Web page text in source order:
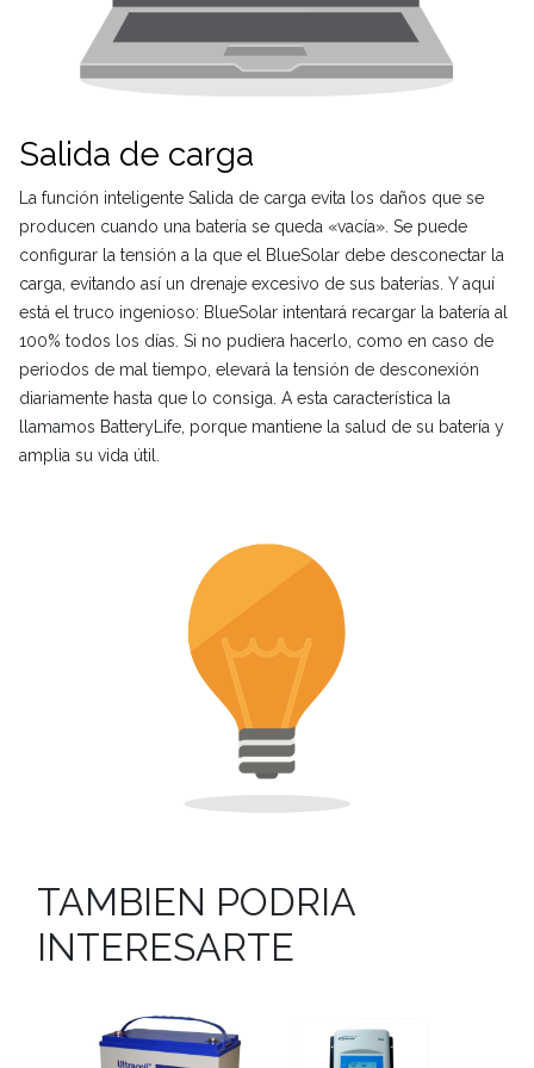
Salida de carga
La función inteligente Salida de carga evita los daños que se
producen cuando una batería se queda «vacía». Se puede
configurar la tensión a la que el BlueSolar debe desconectar la
carga, evitando así un drenaje excesivo de sus baterías. Y aquí
está el truco ingenioso: BlueSolar intentará recargar la batería al
100% todos los días. Si no pudiera hacerlo, como en caso de
periodos de mal tiempo, elevará la tensión de desconexión
diariamente hasta que lo consiga. A esta característica la
llamamos BatteryLife, porque mantiene la salud de su batería y
amplia su vida útil.
TAMBIEN PODRIA
INTERESARTE